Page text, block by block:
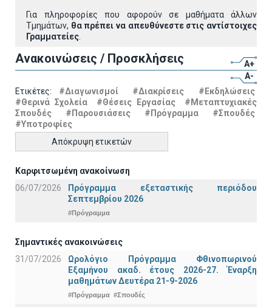
Για πληροφορίες που αφορούν σε μαθήματα άλλων
Τμημάτων, θα πρέπει να απευθύνεστε στις αντίστοιχες
Γραμματείες
Ανακοινώσεις / Προσκλήσεις
A+
A-
Ετικέτες: #Διαγωνισμοί #Διακρίσεις
#Εκδηλώσεις
#Θερινά Σχολεία
#Θέσεις Εργασίας
#Μεταπτυχιακές
Σπουδές
#Παρουσιάσεις #Πρόγραμμα
#Σπουδές
#Υποτροφίες
Απόκρυψη ετικετών
Καρφιτσωμένη ανακοίνωση
06/07/2026
Πρόγραμμα εξεταστικής περιόδου
Σεπτεμβρίου 2026
#Πρόγραμμα
Σημαντικές ανακοινώσεις
31/07/2026
Ωρολόγιο Πρόγραμμα Φθινοπωρινού
Εξαμήνου ακαδ. έτους 2026-27. Έναρξη
μαθημάτων Δευτέρα 21-9-2026
#Πρόγραμμα #Σπουδές